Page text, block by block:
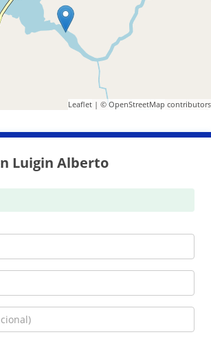
Leaflet| © OpenStreetMap contributors
Luigin Alberto